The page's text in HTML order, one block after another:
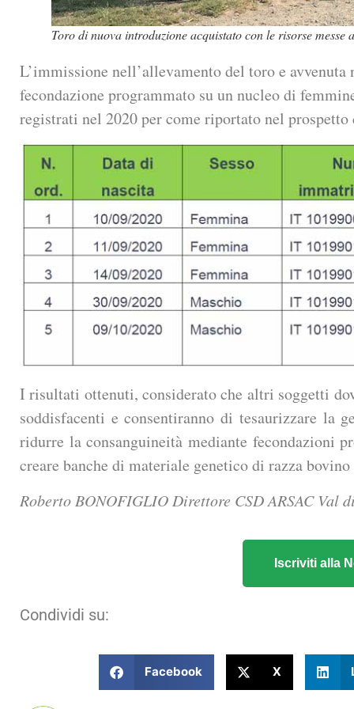
Toro di nuova introduzione acquistato con le risorse messe
L’immissione nell’allevamento del toro e
fecondazione programmato su un nucleo di
registrati nel 2020 per come riportato nel
I risultati ottenuti, considerato che altri soggetti
soddisfacenti e consentiranno di tesaurizzare la
ridurre la consanguineità mediante fecondazioni
creare banche di materiale genetico di razza
Roberto BONOFIGLIO Direttore CSD ARSAC Val
Iscriviti alla
Condividi su:
Facebook X